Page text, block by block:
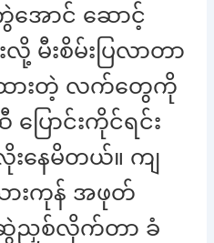
အောင် ဆောင့်
မီးစိမ်းပြလာတာ
ထားတဲ့ လက်တွေကို
ပြောင်းကိုင်ရင်း
နေမိတယ်။ ကျ
းကုန် အဖုတ်
ညှစ်လိုက်တာ ခံ